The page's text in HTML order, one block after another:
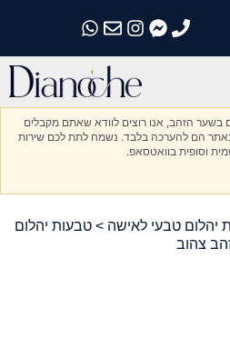
התקשרו אלינו
התקשרו אלינו
התקשרו אלינו
התקשרו אלינו
התקשרו אלינו
בשער הזהב, אנו רוצים לוודא שאתם מקבלים
הם להערכה בלבד. נשמח לתת לכם שירות
וסופית בוואטסאפ.
יהלום טבעי לאישה > טבעות יהלום
צהוב